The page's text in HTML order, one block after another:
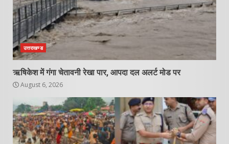
उत्तराखण्ड
ऋषिकेश में गंगा चेतावनी रेखा पार, आपदा दल अलर्ट मोड पर
August 6, 2026